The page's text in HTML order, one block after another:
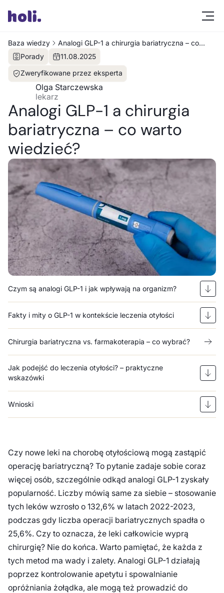
Baza wiedzy
Analogi GLP-1 a chirurgia bariatryczna – co
warto wiedzieć?
Olga Starczewska
lekarz
Porady 11.08.2025
Zweryfikowane przez eksperta
Analogi GLP-1 a chirurgia
bariatryczna – co warto
wiedzieć?
Czym są analogi GLP-1 i jak wpływają na organizm?
Fakty i mity o GLP-1 w kontekście leczenia otyłości
Chirurgia bariatryczna vs. farmakoterapia – co wybrać?
Jak podejść do leczenia otyłości? – praktyczne
wskazówki
Wnioski
Czy nowe leki na chorobę otyłościową mogą zastąpić
operację bariatryczną? To pytanie zadaje sobie coraz
więcej osób, szczególnie odkąd analogi GLP-1 zyskały
popularność. Liczby mówią same za siebie – stosowanie
tych leków wzrosło o 132,6% w latach 2022-2023,
podczas gdy liczba operacji bariatrycznych spadła o
25,6%. Czy to oznacza, że leki całkowicie wyprą
chirurgię? Nie do końca. Warto pamiętać, że każda z
tych metod ma wady i zalety. Analogi GLP-1 działają
poprzez kontrolowanie apetytu i spowalnianie
opróżniania żołądka, ale mogą też prowadzić do